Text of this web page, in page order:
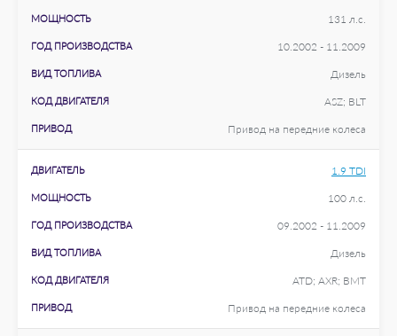
МОЩНОСТЬ 131 л.с.
ГОД ПРОИЗВОДСТВА 10.2002 - 11.2009
ВИД ТОПЛИВА Дизель
КОД ДВИГАТЕЛЯ ASZ; BLT
ПРИВОД Привод на передние колеса
ДВИГАТЕЛЬ 1.9 TDI
МОЩНОСТЬ 100 л.с.
ГОД ПРОИЗВОДСТВА 09.2002 - 11.2009
ВИД ТОПЛИВА Дизель
КОД ДВИГАТЕЛЯ ATD; AXR; BMT
ПРИВОД Привод на передние колеса